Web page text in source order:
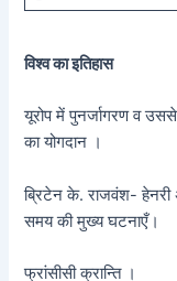
विश्व का इतिहास
यूरोप में पुनर्जागरण व उससे
का योगदान ।
ब्रिटेन के. राजवंश- हेनरी
समय की मुख्य घटनाएँ।
फ्रांसीसी क्रान्ति ।